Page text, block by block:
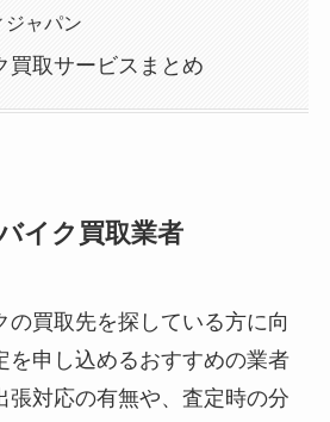
ジャパン
買取サービスまとめ
イク買取業者
の買取先を探している方に向
を申し込めるおすすめの業者
張対応の有無や、査定時の分